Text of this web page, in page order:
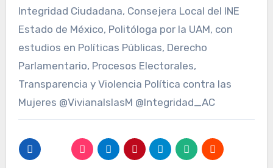
Integridad Ciudadana, Consejera Local del INE
Estado de México, Politóloga por la UAM, con
estudios en Políticas Públicas, Derecho
Parlamentario, Procesos Electorales,
Transparencia y Violencia Política contra las
Mujeres @VivianaIslasM @Integridad_AC